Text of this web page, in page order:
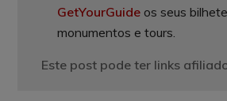
GetYourGuide os seus
monumentos e tours.
Este post pode ter links